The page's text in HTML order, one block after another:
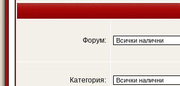
Форум:
Категория: